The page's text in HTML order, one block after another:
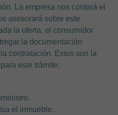
La empresa nos contará el
asesorará sobre este
la oferta, el consumidor
la documentación
contratación. Estos son la
este trámite:
el inmueble.